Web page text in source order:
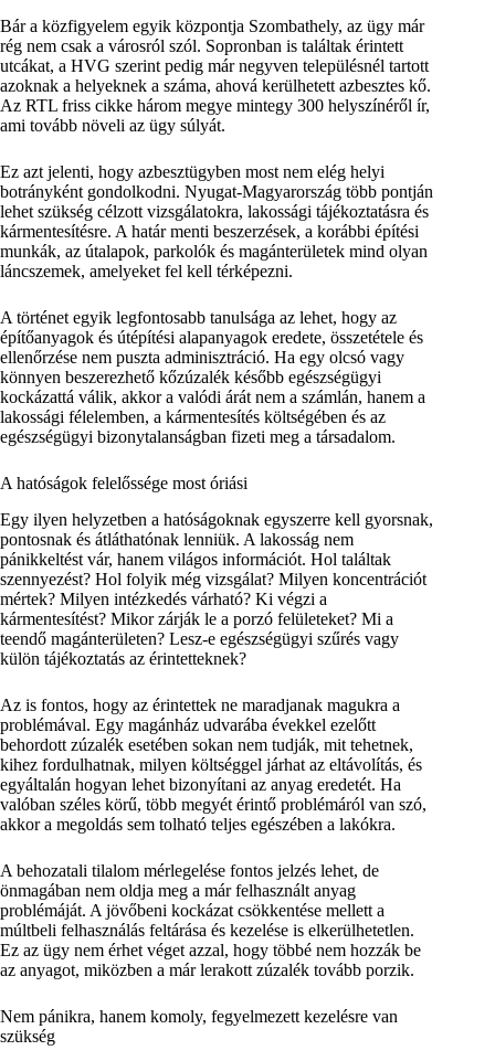
Bár a közfigyelem egyik központja Szombathely, az ügy már
rég nem csak a városról szól. Sopronban is találtak érintett
utcákat, a HVG szerint pedig már negyven településnél tartott
azoknak a helyeknek a száma, ahová kerülhetett azbesztes kő.
Az RTL friss cikke három megye mintegy 300 helyszínéről ír,
ami tovább növeli az ügy súlyát.
Ez azt jelenti, hogy azbesztügyben most nem elég helyi
botrányként gondolkodni. Nyugat-Magyarország több pontján
lehet szükség célzott vizsgálatokra, lakossági tájékoztatásra és
kármentesítésre. A határ menti beszerzések, a korábbi építési
munkák, az útalapok, parkolók és magánterületek mind olyan
láncszemek, amelyeket fel kell térképezni.
A történet egyik legfontosabb tanulsága az lehet, hogy az
építőanyagok és útépítési alapanyagok eredete, összetétele és
ellenőrzése nem puszta adminisztráció. Ha egy olcsó vagy
könnyen beszerezhető kőzúzalék később egészségügyi
kockázattá válik, akkor a valódi árát nem a számlán, hanem a
lakossági félelemben, a kármentesítés költségében és az
egészségügyi bizonytalanságban fizeti meg a társadalom.
A hatóságok felelőssége most óriási
Egy ilyen helyzetben a hatóságoknak egyszerre kell gyorsnak,
pontosnak és átláthatónak lenniük. A lakosság nem
pánikkeltést vár, hanem világos információt. Hol találtak
szennyezést? Hol folyik még vizsgálat? Milyen koncentrációt
mértek? Milyen intézkedés várható? Ki végzi a
kármentesítést? Mikor zárják le a porzó felületeket? Mi a
teendő magánterületen? Lesz-e egészségügyi szűrés vagy
külön tájékoztatás az érintetteknek?
Az is fontos, hogy az érintettek ne maradjanak magukra a
problémával. Egy magánház udvarába évekkel ezelőtt
behordott zúzalék esetében sokan nem tudják, mit tehetnek,
kihez fordulhatnak, milyen költséggel járhat az eltávolítás, és
egyáltalán hogyan lehet bizonyítani az anyag eredetét. Ha
valóban széles körű, több megyét érintő problémáról van szó,
akkor a megoldás sem tolható teljes egészében a lakókra.
A behozatali tilalom mérlegelése fontos jelzés lehet, de
önmagában nem oldja meg a már felhasznált anyag
problémáját. A jövőbeni kockázat csökkentése mellett a
múltbeli felhasználás feltárása és kezelése is elkerülhetetlen.
Ez az ügy nem érhet véget azzal, hogy többé nem hozzák be
az anyagot, miközben a már lerakott zúzalék tovább porzik.
Nem pánikra, hanem komoly, fegyelmezett kezelésre van
szükség